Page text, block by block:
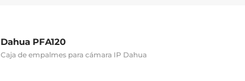
Dahua PFA120
Caja de empalmes para cámara IP Dahua